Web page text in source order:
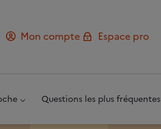
Mon compte
Espace pro
Questions les plus fréquentes